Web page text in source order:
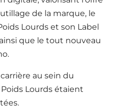
de la marque, le
Lourds et son Label
que le tout nouveau
au sein du
Poids Lourds étaient